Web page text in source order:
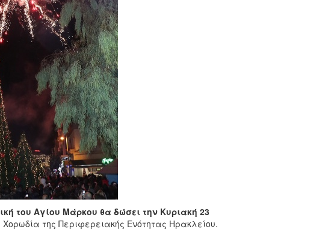
του Αγίου Μάρκου θα δώσει την Κυριακή 23
της Περιφερειακής Ενότητας Ηρακλείου.